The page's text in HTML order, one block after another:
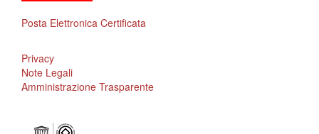
Posta Elettronica Certificata
Privacy
Note Legali
Amministrazione Trasparente